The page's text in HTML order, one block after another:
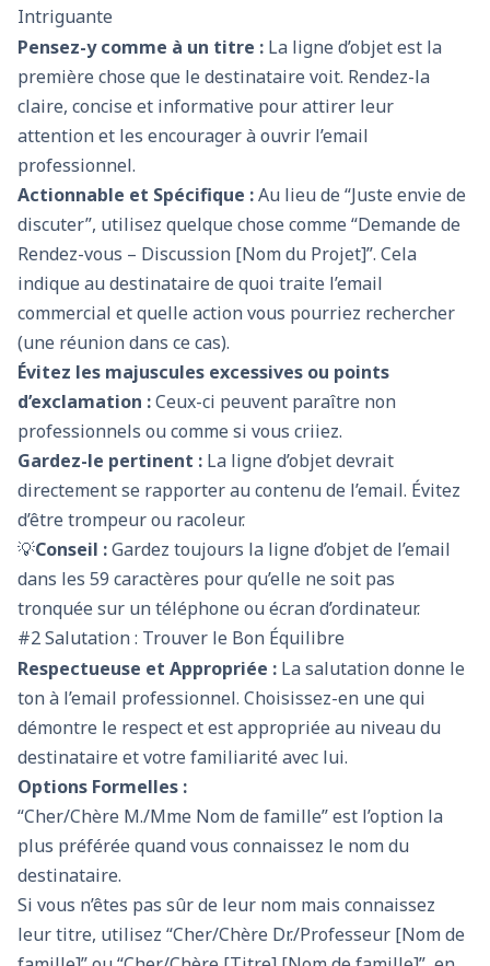
Intriguante
Pensez-y comme à un titre : La ligne d’objet est la
première chose que le destinataire voit. Rendez-la
claire, concise et informative pour attirer leur
attention et les encourager à ouvrir l’email
professionnel.
Actionnable et Spécifique :Au lieu de “Juste envie de
discuter”, utilisez quelque chose comme “Demande de
Rendez-vous – Discussion [Nom du Projet]”. Cela
indique au destinataire de quoi traite l’email
commercial et quelle action vous pourriez rechercher
(une réunion dans ce cas).
Évitez les majuscules excessives ou points
d’exclamation :Ceux-ci peuvent paraître non
professionnels ou comme si vous criiez.
Gardez-le pertinent : La ligne d’objet devrait
directement se rapporter au contenu de l’email. Évitez
d’être trompeur ou racoleur.
💡Conseil :Gardez toujours la ligne d’objet de l’email
dans les 59 caractères pour qu’elle ne soit pas
tronquée sur un téléphone ou écran d’ordinateur.
#2 Salutation : Trouver le Bon Équilibre
Respectueuse et Appropriée : La salutation donne le
ton à l’email professionnel. Choisissez-en une qui
démontre le respect et est appropriée au niveau du
destinataire et votre familiarité avec lui.
Options Formelles :
“Cher/Chère M./Mme Nom de famille” est l’option la
plus préférée quand vous connaissez le nom du
destinataire.
Si vous n’êtes pas sûr de leur nom mais connaissez
leur titre, utilisez “Cher/Chère Dr./Professeur [Nom de